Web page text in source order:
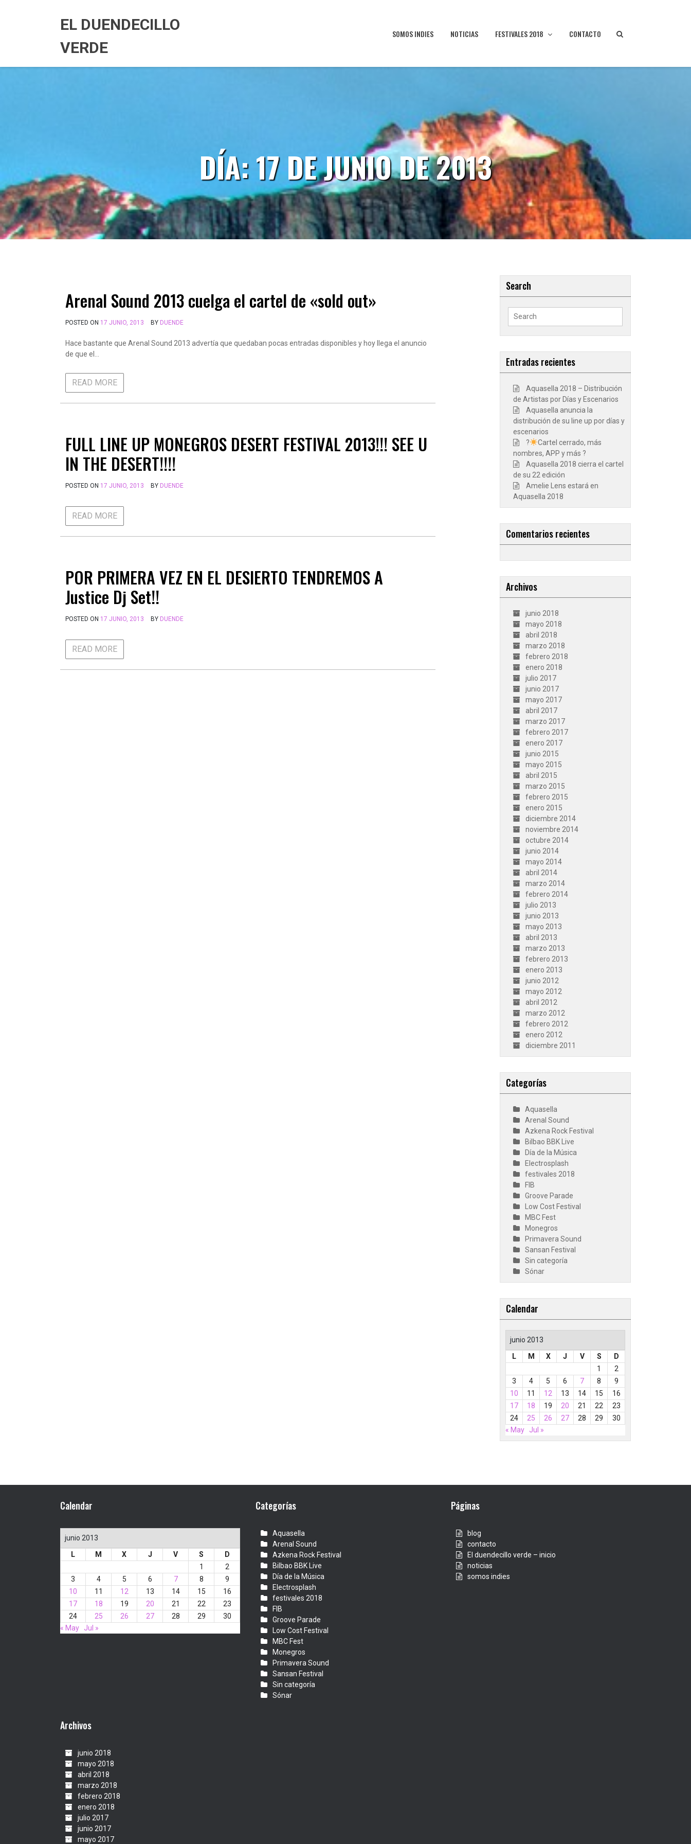
EL DUENDECILLO
VERDE
SOMOS INDIES NOTICIAS FESTIVALES 2018 CONTACTO
DÍA:17 DE JUNIO DE 2013
Arenal Sound 2013 cuelga el cartel de «sold out»
POSTED ON 17 JUNIO, 2013 BY DUENDE
Hace bastante que Arenal Sound 2013 advertía que quedaban pocas entradas disponibles y hoy llega el anuncio
de que el…
READ MORE
FULL LINE UP MONEGROS DESERT FESTIVAL 2013!!! SEE U
IN THE DESERT!!!!
POSTED ON 17 JUNIO, 2013 BY DUENDE
READ MORE
POR PRIMERA VEZ EN EL DESIERTO TENDREMOS A
Justice Dj Set!!
POSTED ON 17 JUNIO, 2013 BY DUENDE
READ MORE
Search
Search
Entradas recientes
Aquasella 2018 – Distribución
de Artistas por Días y Escenarios
Aquasella anuncia la
distribución de su line up por días y
escenarios
?
Cartel cerrado, más
nombres, APP y más ?
Aquasella 2018 cierra el cartel
de su 22 edición
Amelie Lens estará en
Aquasella 2018
Comentarios recientes
Archivos
junio 2018
mayo 2018
abril 2018
marzo 2018
febrero 2018
enero 2018
julio 2017
junio 2017
mayo 2017
abril 2017
marzo 2017
febrero 2017
enero 2017
junio 2015
mayo 2015
abril 2015
marzo 2015
febrero 2015
enero 2015
diciembre 2014
noviembre 2014
octubre 2014
junio 2014
mayo 2014
abril 2014
marzo 2014
febrero 2014
julio 2013
junio 2013
mayo 2013
abril 2013
marzo 2013
febrero 2013
enero 2013
junio 2012
mayo 2012
abril 2012
marzo 2012
febrero 2012
enero 2012
diciembre 2011
Categorías
Aquasella
Arenal Sound
Azkena Rock Festival
Bilbao BBK Live
Día de la Música
Electrosplash
festivales 2018
FIB
Groove Parade
Low Cost Festival
MBC Fest
Monegros
Primavera Sound
Sansan Festival
Sin categoría
Sónar
Calendar
junio 2013
L
M X J V S
D
1
2
3
4 5 6 7 8
9
10
11 12 13 14 15
16
17
18 19 20 21 22
23
24
25 26 27 28 29
30
« May Jul »
Calendar
junio 2013
L
M X J V S
D
1
2
3
4 5 6 7 8
9
10
11 12 13 14 15
16
17
18 19 20 21 22
23
24
25 26 27 28 29
30
« May Jul »
Categorías
Aquasella
Arenal Sound
Azkena Rock Festival
Bilbao BBK Live
Día de la Música
Electrosplash
festivales 2018
FIB
Groove Parade
Low Cost Festival
MBC Fest
Monegros
Primavera Sound
Sansan Festival
Sin categoría
Sónar
Páginas
blog
contacto
El duendecillo verde – inicio
noticias
somos indies
Archivos
junio 2018
mayo 2018
abril 2018
marzo 2018
febrero 2018
enero 2018
julio 2017
junio 2017
mayo 2017